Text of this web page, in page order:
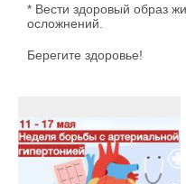
* Вести здоровый образ
осложнений.
Берегите здоровье!